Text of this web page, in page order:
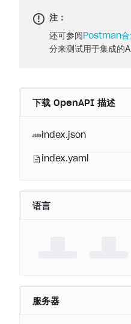
注：
还可参阅 Postman合
分来测试用于集成的
下载 OpenAPI 描述
index.json
index.yaml
语言
服务器